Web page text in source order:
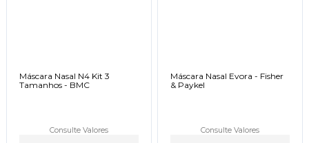
Máscara Nasal N4 Kit 3
Tamanhos - BMC
Consulte Valores
Máscara Nasal Evora - Fisher
& Paykel
Consulte Valores